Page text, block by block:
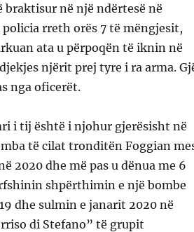
në një ndërtesë në
rreth orës 7 të mëngjesit,
ata u përpoqën të iknin në
njërit prej tyre i ra arma.
nga oficerët.
i tij është i njohur gjerësisht në
të cilat tronditën Foggian
2020 dhe më pas u dënua me 6
shpërthimin e një bombe
dhe sulmin e janarit 2020 në
di Stefano” të grupit